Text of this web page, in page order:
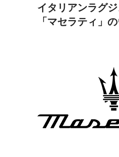
イタリアンラグ
「マセラティ」